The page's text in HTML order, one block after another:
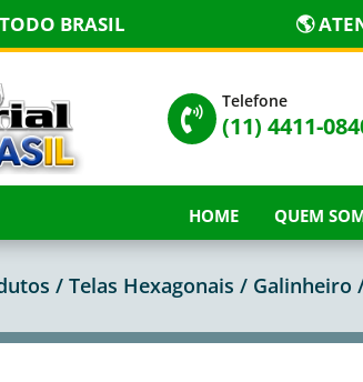
BRASIL 🌎

Telefone
(11) 4411-
HOME QUEM
/ Telas Hexagonais / Galinheiro